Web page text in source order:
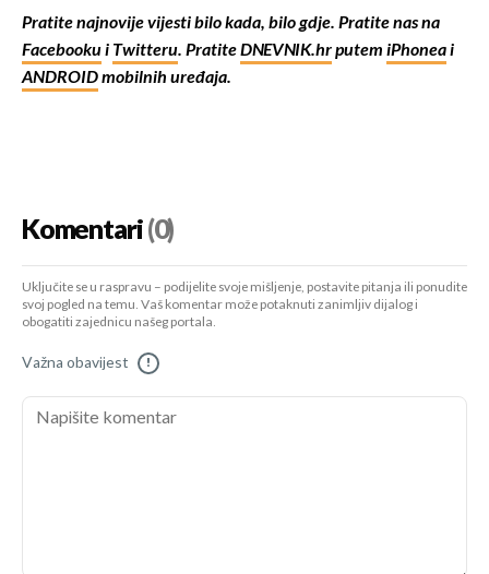
Pratite najnovije vijesti bilo kada, bilo gdje. Pratite nas na
Facebookui Twitteru. PratiteDNEVNIK.hrputem iPhoneai
ANDROIDmobilnih uređaja.
Komentari(0)
Uključite se u raspravu – podijelite svoje mišljenje, postavite pitanja ili ponudite
svoj pogled na temu. Vaš komentar može potaknuti zanimljiv dijalog i
obogatiti zajednicu našeg portala.
Važna obavijest !